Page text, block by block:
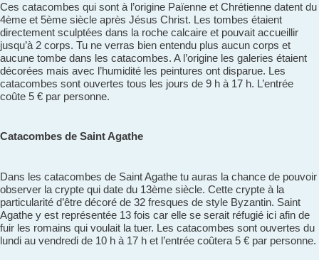
Ces catacombes qui sont à l’origine Païenne et Chrétienne datent du
4ème et 5ème siècle après Jésus Christ. Les tombes étaient
directement sculptées dans la roche calcaire et pouvait accueillir
jusqu’à 2 corps. Tu ne verras bien entendu plus aucun corps et
aucune tombe dans les catacombes. A l’origine les galeries étaient
décorées mais avec l’humidité les peintures ont disparue. Les
catacombes sont ouvertes tous les jours de 9 h à 17 h. L’entrée
coûte 5 € par personne.
Catacombes de Saint Agathe
Dans les catacombes de Saint Agathe tu auras la chance de pouvoir
observer la crypte qui date du 13ème siècle. Cette crypte à la
particularité d’être décoré de 32 fresques de style Byzantin. Saint
Agathe y est représentée 13 fois car elle se serait réfugié ici afin de
fuir les romains qui voulait la tuer. Les catacombes sont ouvertes du
lundi au vendredi de 10 h à 17 h et l’entrée coûtera 5 € par personne.